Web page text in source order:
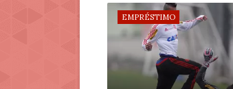
EMPRÉSTIMO